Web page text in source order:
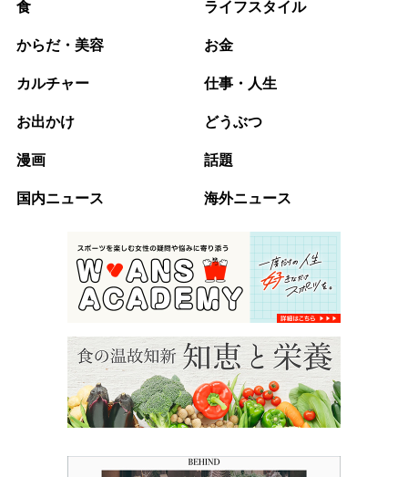
食 ライフスタイル
からだ・美容 お金
カルチャー 仕事・人生
お出かけ どうぶつ
漫画 話題
国内ニュース 海外ニュース